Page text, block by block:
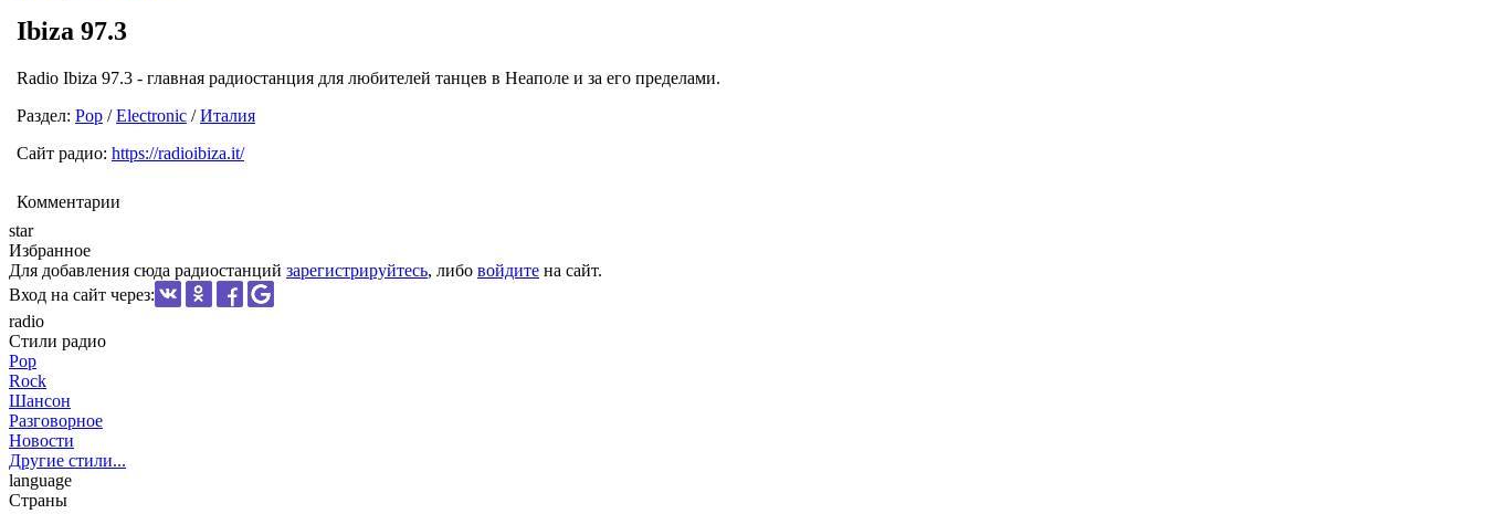
Ibiza 97.3
Radio Ibiza 97.3 - главная радиостанция для любителей танцев в Неаполе и за его пределами.
Раздел: Pop /Electronic /Италия
Сайт радио: https://radioibiza.it/
Комментарии
star
Избранное
Для добавления сюда радиостанций зарегистрируйтесь, либо войдите на сайт.
Вход на сайт через:
radio
Стили радио
Pop
Rock
Шансон
Разговорное
Новости
Другие стили...
language
Страны